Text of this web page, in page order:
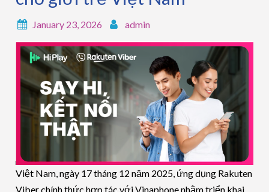
January 23, 2026 admin
Việt Nam, ngày 17 tháng 12 năm 2025, ứng dụng Rakuten
Viber chính thức hợp tác với Vinaphone nhằm triển khai